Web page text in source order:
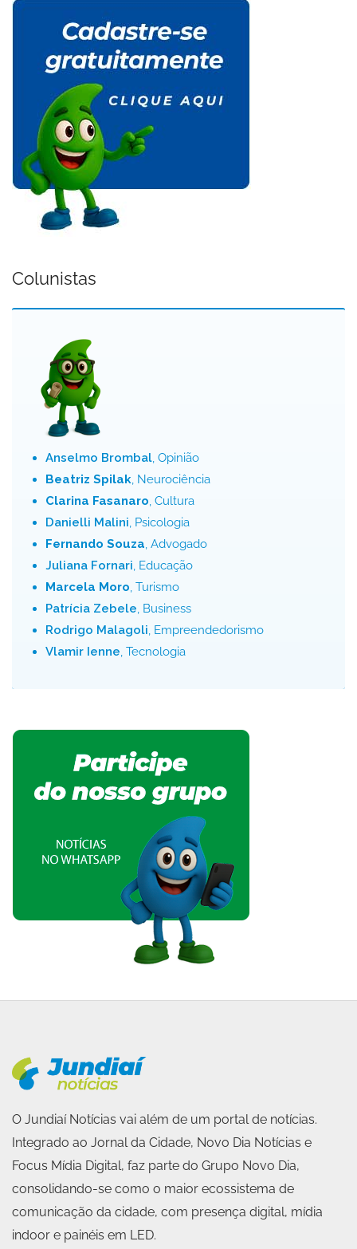
Colunistas
Anselmo Brombal, Opinião
Beatriz Spilak, Neurociência
Clarina Fasanaro, Cultura
Danielli Malini, Psicologia
Fernando Souza, Advogado
Juliana Fornari, Educação
Marcela Moro, Turismo
Patrícia Zebele, Business
Rodrigo Malagoli, Empreendedorismo
Vlamir Ienne, Tecnologia
O Jundiaí Notícias vai além de um portal de notícias.
Integrado ao Jornal da Cidade, Novo Dia Notícias e
Focus Mídia Digital, faz parte do Grupo Novo Dia,
consolidando-se como o maior ecossistema de
comunicação da cidade, com presença digital, mídia
indoor e painéis em LED.